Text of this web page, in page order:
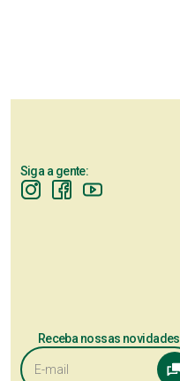
Siga a gente:
Receba nossas novidades